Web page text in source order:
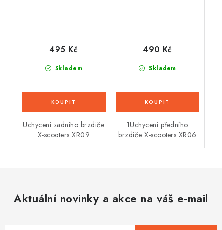
Skladem
495 Kč
Uchycení zadního brzdiče
X-scooters XR09
Skladem
490 Kč
1Uchycení předního
brzdiče X-scooters XR06
Aktuální novinky a akce na váš e-mail